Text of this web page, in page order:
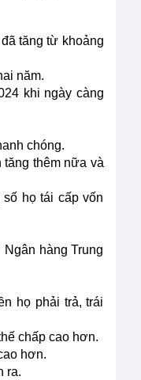
tăng từ khoảng
năm.
khi ngày càng
chóng.
tăng thêm nữa và
họ tái cấp vốn
hàng Trung
họ phải trả, trái
chấp cao hơn.
hơn.
ra.